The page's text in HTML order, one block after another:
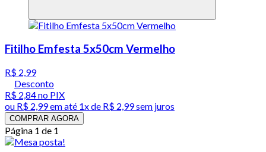
Fitilho Emfesta 5x50cm Vermelho
R$ 2,99
Desconto
R$ 2,84no PIX
ou R$ 2,99em até 1x de R$ 2,99sem juros
COMPRAR AGORA
Página 1 de 1